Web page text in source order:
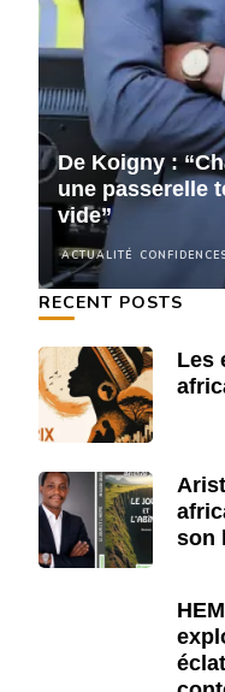
ACTUALITÉ
De Koigny :
une passerelle
vide”
RECENT POSTS
Les
son